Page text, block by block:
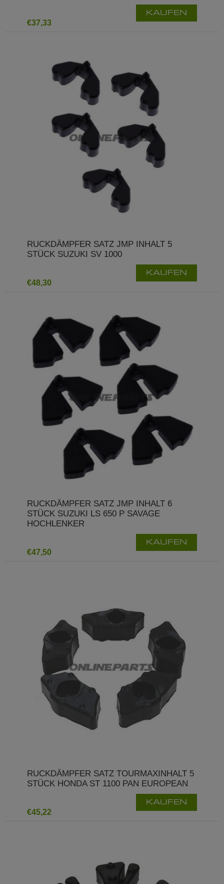
€37,33
KAUFEN
RUCKDÄMPFER SATZ JMP INHALT 5
STÜCK SUZUKI SV 1000
€48,30
KAUFEN
RUCKDÄMPFER SATZ JMP INHALT 6
STÜCK SUZUKI LS 650 P SAVAGE
HOCHLENKER
€47,50
KAUFEN
RUCKDÄMPFER SATZ TOURMAXINHALT 5
STÜCK HONDA ST 1100 PAN EUROPEAN
€45,22
KAUFEN